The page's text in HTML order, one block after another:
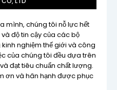
mình, chúng tôi nỗ lực hết
độ tin cậy của các bộ
nghiệm thế giới và công
của chúng tôi đều dựa trên
đạt tiêu chuẩn chất lượng.
ơn và hân hạnh được phục